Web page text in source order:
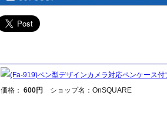
(Fa-919)ペン型デザインカメラ対応ペンケース付
価格： 600円 ショップ名：OnSQUARE